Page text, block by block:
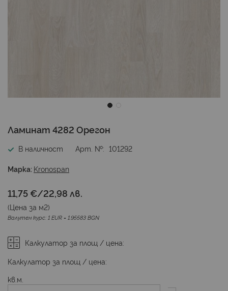
Преминете
началото
галерия
снимки
Ламинат 4282 Орегон
В наличност Арт. № 101292
Марка: Kronospan
11,75 €/22,98 лв.
(Цена за м2)
Валутен курс: 1 EUR = 1.95583 BGN
Калкулатор за площ / цена:
Калкулатор за площ / цена:
кв.м.